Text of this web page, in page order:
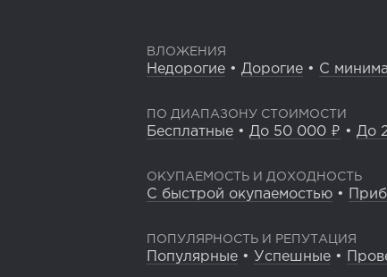
ВЛОЖЕНИЯ
Недорогие • Дорогие • С
ПО ДИАПАЗОНУ СТОИМОСТИ
Бесплатные • До 50 000 ₽ • До
ОКУПАЕМОСТЬ И ДОХОДНОСТЬ
С быстрой окупаемостью •
ПОПУЛЯРНОСТЬ И РЕПУТАЦИЯ
Популярные • Успешные •